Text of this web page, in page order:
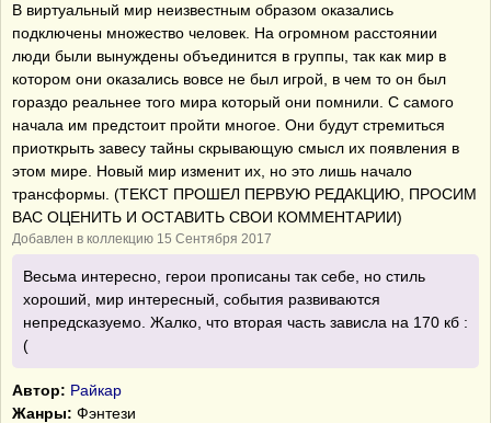
В виртуальный мир неизвестным образом оказались
подключены множество человек. На огромном расстоянии
люди были вынуждены объединится в группы, так как мир в
котором они оказались вовсе не был игрой, в чем то он был
гораздо реальнее того мира который они помнили. С самого
начала им предстоит пройти многое. Они будут стремиться
приоткрыть завесу тайны скрывающую смысл их появления в
этом мире. Новый мир изменит их, но это лишь начало
трансформы. (ТЕКСТ ПРОШЕЛ ПЕРВУЮ РЕДАКЦИЮ, ПРОСИМ
ВАС ОЦЕНИТЬ И ОСТАВИТЬ СВОИ КОММЕНТАРИИ)
Добавлен в коллекцию 15 Сентября 2017
Весьма интересно, герои прописаны так себе, но стиль
хороший, мир интересный, события развиваются
непредсказуемо. Жалко, что вторая часть зависла на 170 кб :
(
Автор: Райкар
Жанры: Фэнтези